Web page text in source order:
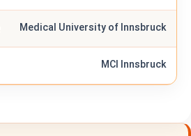
Medical University of Innsbruck
MCI Innsbruck